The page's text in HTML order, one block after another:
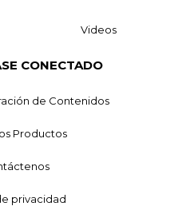
Videos
CONECTADO
de Contenidos
Productos
privacidad